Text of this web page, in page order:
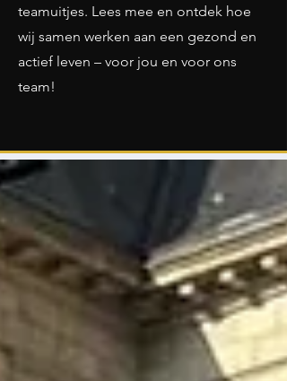
teamuitjes. Lees mee en ontdek hoe
wij samen werken aan een gezond en
actief leven – voor jou en voor ons
team!